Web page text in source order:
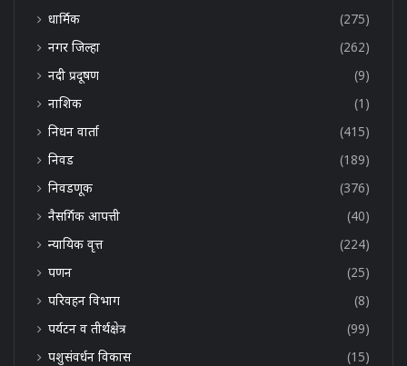
धार्मिक
(275)
नगर जिल्हा
(262)
नदी प्रदूषण
(9)
नाशिक
(1)
निधन वार्ता
(415)
निवड
(189)
निवडणूक
(376)
नैसर्गिक आपत्ती
(40)
न्यायिक वृत्त
(224)
पणन
(25)
परिवहन विभाग
(8)
पर्यटन व तीर्थक्षेत्र
(99)
पशुसंवर्धन विकास
(15)